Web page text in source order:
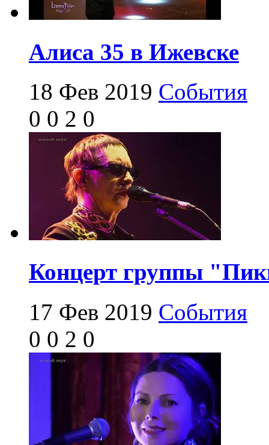
Алиса 35 в Ижевске
18 Фев 2019 События
0 0 2 0
Концерт группы
17 Фев 2019 События
0 0 2 0